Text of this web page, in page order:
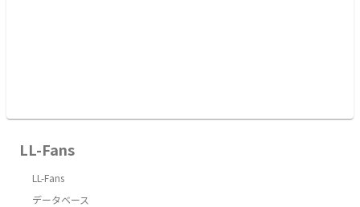
LL-Fans
LL-Fans
データベース